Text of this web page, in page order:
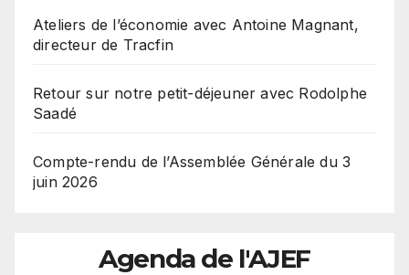
Ateliers de l’économie avec Antoine Magnant,
directeur de Tracfin
Retour sur notre petit-déjeuner avec Rodolphe
Saadé
Compte-rendu de l’Assemblée Générale du 3
juin 2026
Agenda de l'AJEF